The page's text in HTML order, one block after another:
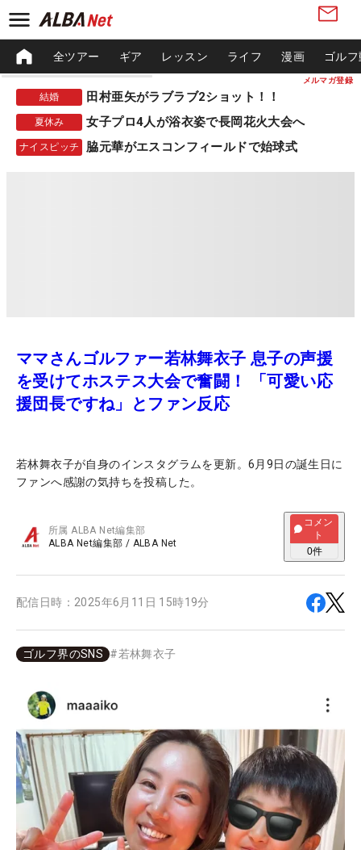
メルマガ登録
全ツアー ギア レッスン ライフ 漫画 ゴル
結婚 田村亜矢がラブラブ2ショット！！
夏休み 女子プロ4人が浴衣姿で長岡花火大会へ
ナイスピッチ 脇元華がエスコンフィールドで始球式
ママさんゴルファー若林舞衣子 息子の声援
を受けてホステス大会で奮闘！ 「可愛い応
援団長ですね」とファン反応
若林舞衣子が自身のインスタグラムを更新。6月9日の誕生日に
ファンへ感謝の気持ちを投稿した。
所属ALBA Net編集部
ALBA Net編集部 / ALBA Net
コメン
ト
0件
配信日時： 2025年6月11日 15時19分
ゴルフ界のSNS #若林舞衣子